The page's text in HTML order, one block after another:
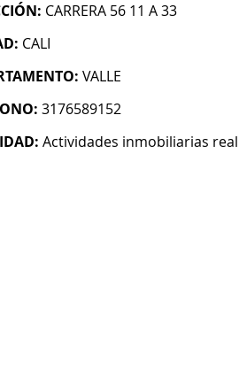
CARRERA 56 11 A 33
CALI
VALLE
3176589152
Actividades inmobiliarias